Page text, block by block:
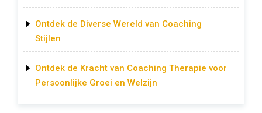
Ontdek de Diverse Wereld van Coaching
Stijlen
Ontdek de Kracht van Coaching Therapie voor
Persoonlijke Groei en Welzijn